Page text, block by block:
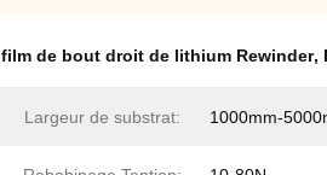
film de bout droit de lithium Rewinder,
Largeur de substrat: 1000mm-